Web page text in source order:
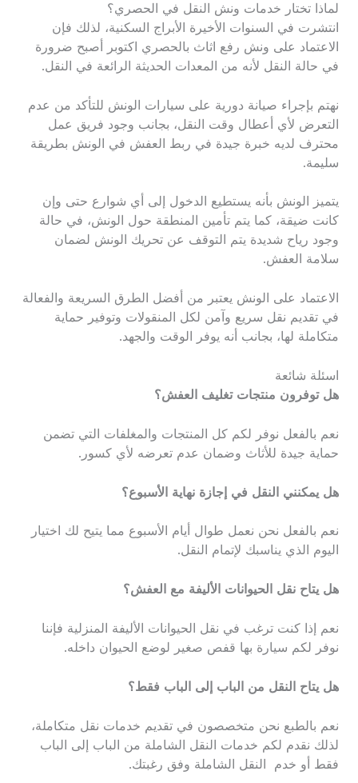
لماذا تختار خدمات ونش النقل في الحصري؟
انتشرت في السنوات الأخيرة الأبراج السكنية، لذلك فإن
الاعتماد على ونش رفع اثاث بالحصري اكتوبر أصبح ضرورة
في حالة النقل لأنه من المعدات الحديثة الرائعة في النقل.
نهتم بإجراء صيانة دورية على سيارات الونش للتأكد من عدم
التعرض لأي أعطال وقت النقل، بجانب وجود فريق عمل
محترف لديه خبرة جيدة في ربط العفش في الونش بطريقة
سليمة.
يتميز الونش بأنه يستطيع الدخول إلى أي شوارع حتى وإن
كانت ضيقة، كما يتم تأمين المنطقة حول الونش، في حالة
وجود رياح شديدة يتم التوقف عن تحريك الونش لضمان
سلامة العفش.
الاعتماد على الونش يعتبر من أفضل الطرق السريعة والفعالة
في تقديم نقل سريع وآمن لكل المنقولات وتوفير حماية
متكاملة لها، بجانب أنه يوفر الوقت والجهد.
اسئلة شائعة
هل توفرون منتجات تغليف العفش؟
نعم بالفعل نوفر لكم كل المنتجات والمغلفات التي تضمن
حماية جيدة للأثاث وضمان عدم تعرضه لأي كسور.
هل يمكنني النقل في إجازة نهاية الأسبوع؟
نعم بالفعل نحن نعمل طوال أيام الأسبوع مما يتيح لك اختيار
اليوم الذي يناسبك لإتمام النقل.
هل يتاح نقل الحيوانات الأليفة مع العفش؟
نعم إذا كنت ترغب في نقل الحيوانات الأليفة المنزلية فإننا
نوفر لكم سيارة بها قفص صغير لوضع الحيوان داخله.
هل يتاح النقل من الباب إلى الباب فقط؟
نعم بالطبع نحن متخصصون في تقديم خدمات نقل متكاملة،
لذلك نقدم لكم خدمات النقل الشاملة من الباب إلى الباب
فقط أو خدم النقل الشاملة وفق رغبتك.